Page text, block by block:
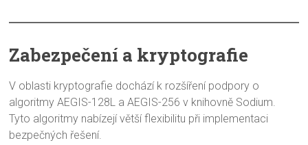
Zabezpečení a kryptografie
V oblasti kryptografie dochází k rozšíření podpory o
algoritmy AEGIS-128L a AEGIS-256 v knihovně Sodium.
Tyto algoritmy nabízejí větší flexibilitu při implementaci
bezpečných řešení.